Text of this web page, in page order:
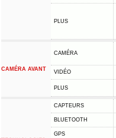
PLUS
CAMÉRA AVANT
CAMÉRA
VIDÉO
PLUS
CAPTEURS
BLUETOOTH
GPS